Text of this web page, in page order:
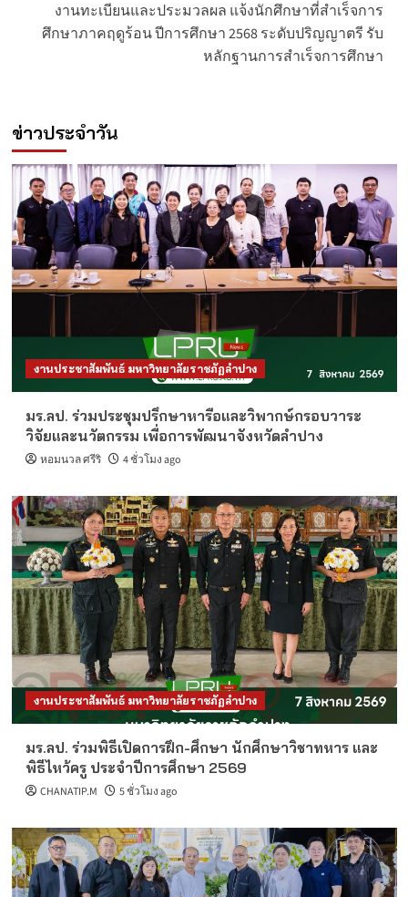
งานทะเบียนและประมวลผล แจ้งนักศึกษาที่สำเร็จการ
ศึกษาภาคฤดูร้อน ปีการศึกษา 2568 ระดับปริญญาตรี รับ
หลักฐานการสำเร็จการศึกษา
ข่าวประจำวัน
งานประชาสัมพันธ์ มหาวิทยาลัยราชภัฏลำปาง
มร.ลป. ร่วมประชุมปรึกษาหารือและวิพากษ์กรอบวาระ
วิจัยและนวัตกรรม เพื่อการพัฒนาจังหวัดลำปาง
หอมนวล ศรีริ 4 ชั่วโมง ago
งานประชาสัมพันธ์ มหาวิทยาลัยราชภัฏลำปาง
มร.ลป. ร่วมพิธีเปิดการฝึก-ศึกษา นักศึกษาวิชาทหาร และ
พิธีไหว้ครู ประจำปีการศึกษา 2569
CHANATIP.M 5 ชั่วโมง ago